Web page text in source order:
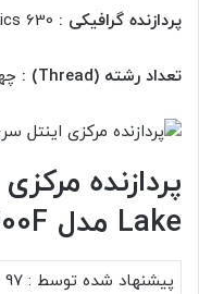
پردازنده گرافیکی :
تعداد رشته (Thread) :
Lake مدل Core i5-10400F
پیشنهاد شده توسط : 97 نفر